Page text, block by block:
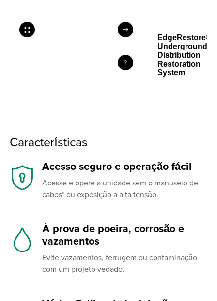
Características
Acesso seguro e operação fácil
Acesse e opere a unidade sem o manuseio de
cabos* ou exposição a alta tensão.
À prova de poeira, corrosão e
vazamentos
Evite vazamentos, ferrugem ou contaminação
com um projeto vedado.